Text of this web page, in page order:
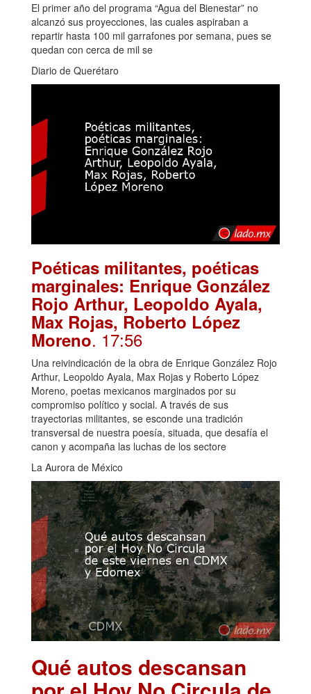
El primer año del programa “Agua del Bienestar” no
alcanzó sus proyecciones, las cuales aspiraban a
repartir hasta 100 mil garrafones por semana, pues se
quedan con cerca de mil se
Diario de Querétaro
Poéticas militantes, poéticas
marginales: Enrique González
Rojo Arthur, Leopoldo Ayala,
Max Rojas, Roberto López
Moreno. 17:56
Una reivindicación de la obra de Enrique González Rojo
Arthur, Leopoldo Ayala, Max Rojas y Roberto López
Moreno, poetas mexicanos marginados por su
compromiso político y social. A través de sus
trayectorias militantes, se esconde una tradición
transversal de nuestra poesía, situada, que desafía el
canon y acompaña las luchas de los sectore
La Aurora de México
Qué autos descansan